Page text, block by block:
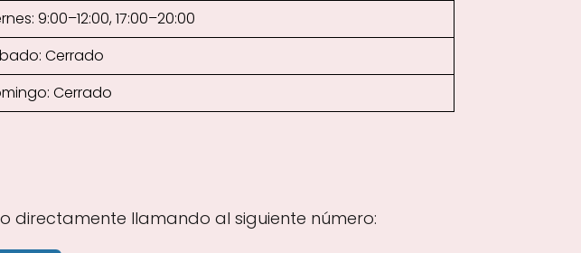
9:00–12:00, 17:00–20:00
Cerrado
Cerrado
directamente llamando al siguiente número: